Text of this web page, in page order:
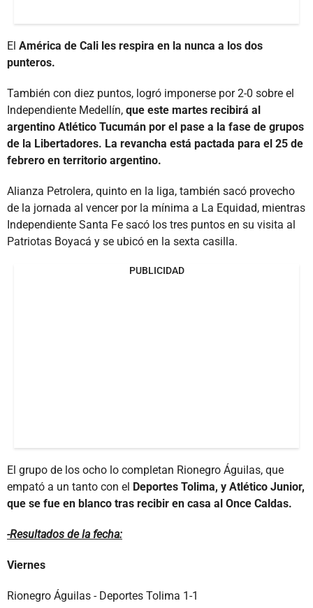
El América de Cali les respira en la nunca a los dos
punteros.
También con diez puntos, logró imponerse por 2-0 sobre el
Independiente Medellín, que este martes recibirá al
argentino Atlético Tucumán por el pase a la fase de grupos
de la Libertadores. La revancha está pactada para el 25 de
febrero en territorio argentino.
Alianza Petrolera, quinto en la liga, también sacó provecho
de la jornada al vencer por la mínima a La Equidad, mientras
Independiente Santa Fe sacó los tres puntos en su visita al
Patriotas Boyacá y se ubicó en la sexta casilla.
PUBLICIDAD
El grupo de los ocho lo completan Rionegro Águilas, que
empató a un tanto con el Deportes Tolima, y Atlético Junior,
que se fue en blanco tras recibir en casa al Once Caldas.
-Resultados de la fecha:
Viernes
Rionegro Águilas - Deportes Tolima 1-1